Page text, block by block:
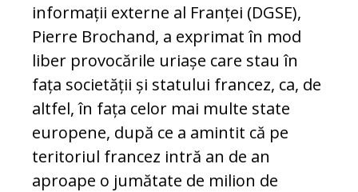
informații externe al Franței (DGSE),
Pierre Brochand, a exprimat în mod
liber provocările uriașe care stau în
fața societății și statului francez, ca, de
altfel, în fața celor mai multe state
europene, după ce a amintit că pe
teritoriul francez intră an de an
aproape o jumătate de milion de